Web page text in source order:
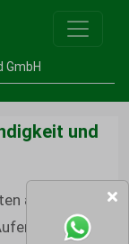
GmbH
und
anzutreffen
in